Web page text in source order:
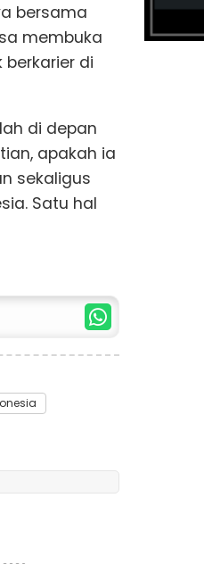
bersama
membuka
di
di depan
apakah ia
sekaligus
Satu hal